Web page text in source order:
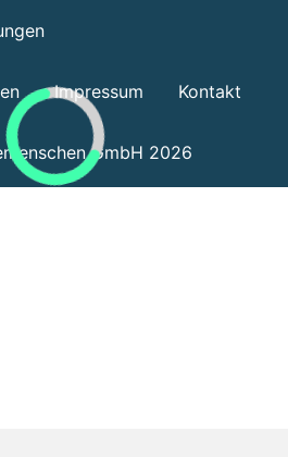
Impressum Kontakt
GmbH 2026